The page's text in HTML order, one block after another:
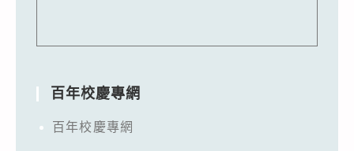
百年校慶專網
百年校慶專網